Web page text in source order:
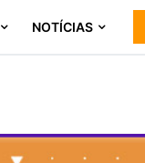
NOTÍCIAS